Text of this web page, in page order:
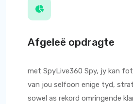
Afgeleë opdragte
met SpyLive360 Spy, jy kan
van jou selfoon enige tyd,
sowel as rekord omringende